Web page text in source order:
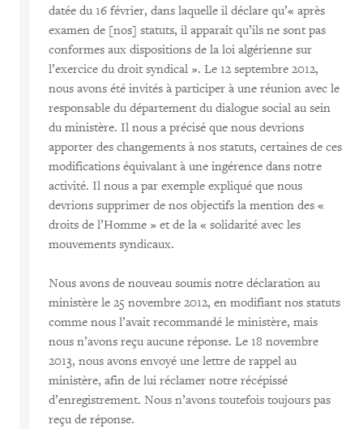
datée du 16 février, dans laquelle il déclare qu’« après
examen de [nos] statuts, il apparaît qu’ils ne sont pas
conformes aux dispositions de la loi algérienne sur
l’exercice du droit syndical ». Le 12 septembre 2012,
nous avons été invités à participer à une réunion avec le
responsable du département du dialogue social au sein
du ministère. Il nous a précisé que nous devrions
apporter des changements à nos statuts, certaines de ces
modifications équivalant à une ingérence dans notre
activité. Il nous a par exemple expliqué que nous
devrions supprimer de nos objectifs la mention des «
droits de l’Homme » et de la « solidarité avec les
mouvements syndicaux.
Nous avons de nouveau soumis notre déclaration au
ministère le 25 novembre 2012, en modifiant nos statuts
comme nous l’avait recommandé le ministère, mais
nous n’avons reçu aucune réponse. Le 18 novembre
2013, nous avons envoyé une lettre de rappel au
ministère, afin de lui réclamer notre récépissé
d’enregistrement. Nous n’avons toutefois toujours pas
reçu de réponse.